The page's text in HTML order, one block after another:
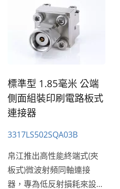
標準型 1.85毫米 公端
側面組裝印刷電路板式
連接器
3317LS502SQA03B
帛江推出高性能終端式(夾
板式)微波射頻同軸連接
器，專為低反射損耗來設